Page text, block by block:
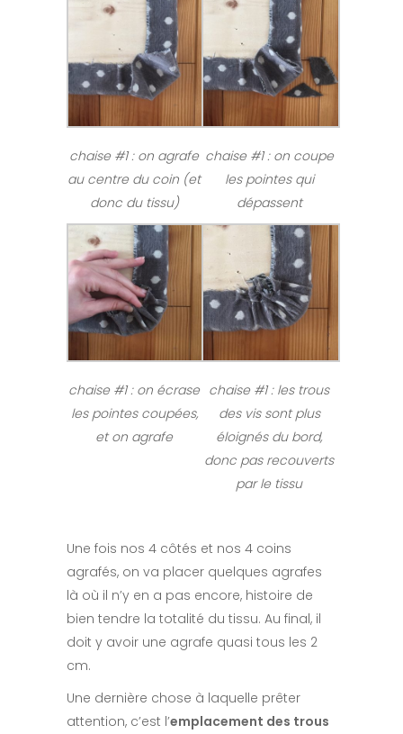
chaise #1 : on agrafe
au centre du coin (et
donc du tissu)
chaise #1 : on coupe
les pointes qui
dépassent
chaise #1 : on écrase
les pointes coupées,
et on agrafe
chaise #1 : les trous
des vis sont plus
éloignés du bord,
donc pas recouverts
par le tissu
Une fois nos 4 côtés et nos 4 coins
agrafés, on va placer quelques agrafes
là où il n’y en a pas encore, histoire de
bien tendre la totalité du tissu. Au final, il
doit y avoir une agrafe quasi tous les 2
cm.
Une dernière chose à laquelle prêter
attention, c’est l’emplacement des trous